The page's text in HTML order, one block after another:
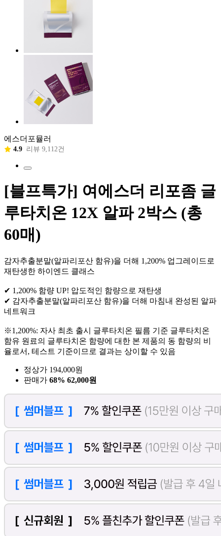
에스더포뮬러
4.9 리뷰 9,112건
[블프특가] 여에스더 리포좀 글
루타치온 12X 알파 2박스 (총
60매)
감자추출분말(알파리포산 함유)을 더해 1,200% 업그레이드로
재탄생한 하이엔드 클래스
✔ 1,200% 함량 UP! 압도적인 함량으로 재탄생
✔ 감자추출분말(알파리포산 함유)을 더해 마침내 완성된 알파
네트워크
※1,200%: 자사 최초 출시 글루타치온 필름 기준 글루타치온
함유 원료의 글루타치온 함량에 대한 본 제품의 동 함량의 비
율로서, 테스트 기준이므로 결과는 상이할 수 있음
정상가 194,000원
판매가 68% 62,000원